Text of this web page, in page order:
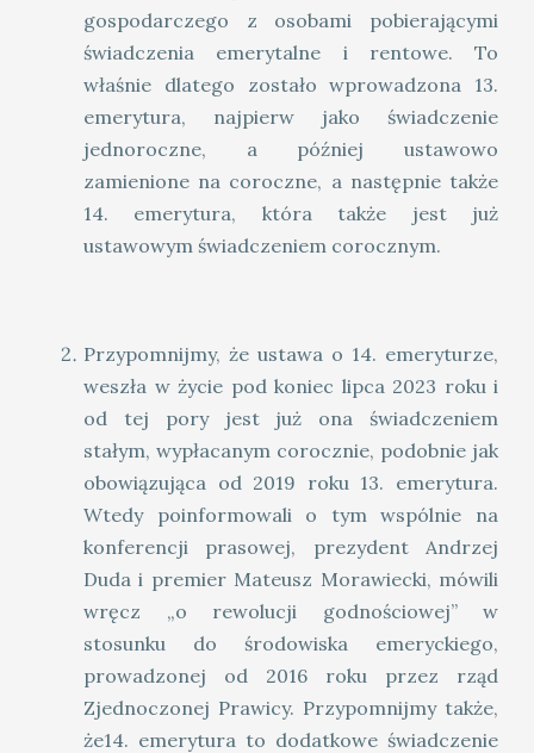
gospodarczego z osobami pobierającymi
świadczenia emerytalne i rentowe. To
właśnie dlatego zostało wprowadzona 13.
emerytura, najpierw jako świadczenie
jednoroczne, a później ustawowo
zamienione na coroczne, a następnie także
14. emerytura, która także jest już
ustawowym świadczeniem corocznym.
Przypomnijmy, że ustawa o 14. emeryturze,
weszła w życie pod koniec lipca 2023 roku i
od tej pory jest już ona świadczeniem
stałym, wypłacanym corocznie, podobnie jak
obowiązująca od 2019 roku 13. emerytura.
Wtedy poinformowali o tym wspólnie na
konferencji prasowej, prezydent Andrzej
Duda i premier Mateusz Morawiecki, mówili
wręcz „o rewolucji godnościowej” w
stosunku do środowiska emeryckiego,
prowadzonej od 2016 roku przez rząd
Zjednoczonej Prawicy. Przypomnijmy także,
że14. emerytura to dodatkowe świadczenie